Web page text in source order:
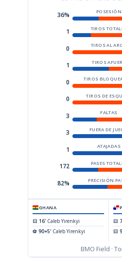
36% POSESIÓN
1 TIROS
0 TIROS AL
1 TIROS
0 TIROS
0 TIROS DE
3 FALTAS
3 FUERA DE
1 ATAJADAS
172 PASES
82% PRECISIÓN
GHANA
🟨 16'Caleb Yirenkyi
⚽ 90+5'Caleb Yirenkyi
🟨
🟨
BMO Field ·